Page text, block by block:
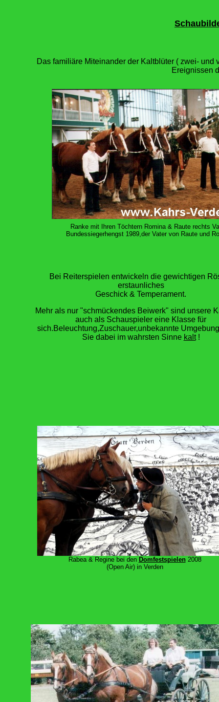
Das familiäre Miteinander der Kaltblüter ( zwei-
Ereignissen
Ranke mit Ihren Töchtern Romina & Raute rechts
Bundessiegerhengst 1989,der Vater von Raute und
Bei Reiterspielen entwickeln die gewichtigen
erstaunliches
Geschick & Temperament.
Mehr als nur "schmückendes Beiwerk" sind unsere
auch als Schauspieler eine Klasse für
sich.Beleuchtung,Zuschauer,unbekannte
Sie dabei im wahrsten Sinne kalt!
Rabea & Regine bei den Domfestspielen2008
(Open Air) in Verden